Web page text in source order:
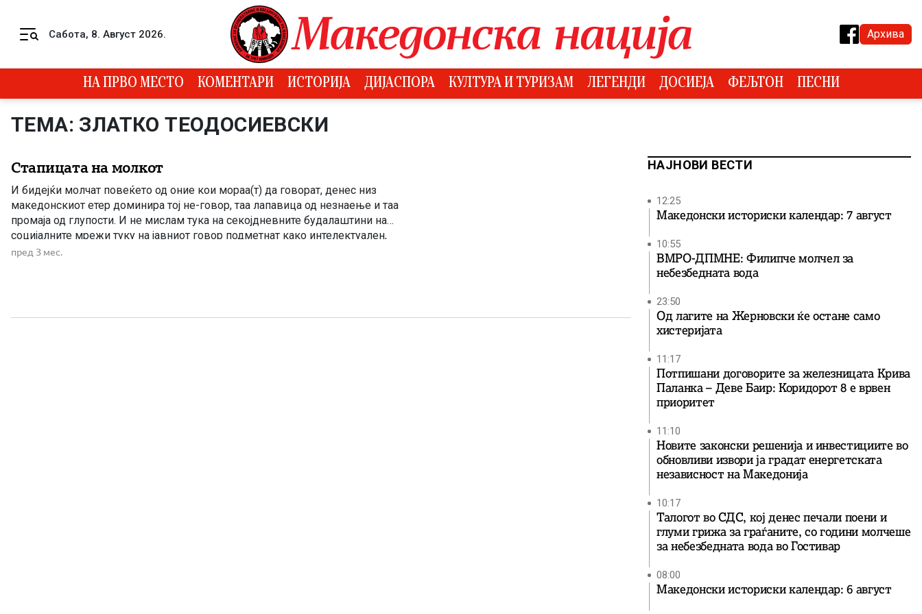
Сабота, 8. Август 2026. Архива
НА ПРВО МЕСТО КОМЕНТАРИ ИСТОРИЈА ДИЈАСПОРА КУЛТУРА И ТУРИЗАМ ЛЕГЕНДИ ДОСИЕЈА ФЕЉТОН ПЕСНИ
ТЕМА: ЗЛАТКО ТЕОДОСИЕВСКИ
Стапицата на молкот
И бидејќи молчат повеќето од оние кои мораа(т) да говорат, денес низ
македонскиот етер доминира тој не-говор, таа лапавица од незнаење и таа
промаја од глупости. И не мислам тука на секојдневните будалаштини на
социјалните мрежи туку на јавниот говор подметнат како интелектуален,
дури експертски став во пишуваните и електронските медиуми, на
пред 3 мес.
НАЈНОВИ ВЕСТИ
12:25
Македонски историски календар: 7 август
10:55
ВМРО-ДПМНЕ: Филипче молчел за
небезбедната вода
23:50
Од лагите на Жерновски ќе остане само
хистеријата
11:17
Потпишани договорите за железницата Крива
Паланка – Деве Баир: Коридорот 8 е врвен
приоритет
11:10
Новите законски решенија и инвестициите во
обновливи извори ја градат енергетската
независност на Македонија
10:17
Талогот во СДС, кој денес печали поени и
глуми грижа за граѓаните, со години молчеше
за небезбедната вода во Гостивар
08:00
Македонски историски календар: 6 август